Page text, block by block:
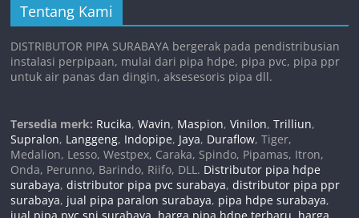
Tentang Kami
DISTRIBUTOR PIPA SURABAYA bergerak pada pendistribusian
instalasi perpipaan, mulai dari pipa hdpe, pipa pvc, pipa ppr
untuk air panas dan dingin, aksesesoris pipa dll.
Tersedia merk: Rucika,Wavin, Maspion,Vinilon,Trilliun,
Supralon, Langgeng, Indopipe, Jaya, Duraflow, Tiger,
Medalion, Lesso, Westpex, Caraka, Spindo, Pipamas, Itron,
Onda, Perunno, Barindo, Riifo, DLL. Distributor pipa hdpe
surabaya,distributor pipa pvc surabaya,distributor pipa ppr
surabaya, jual pipa paralon surabaya, pipa hdpe surabaya,